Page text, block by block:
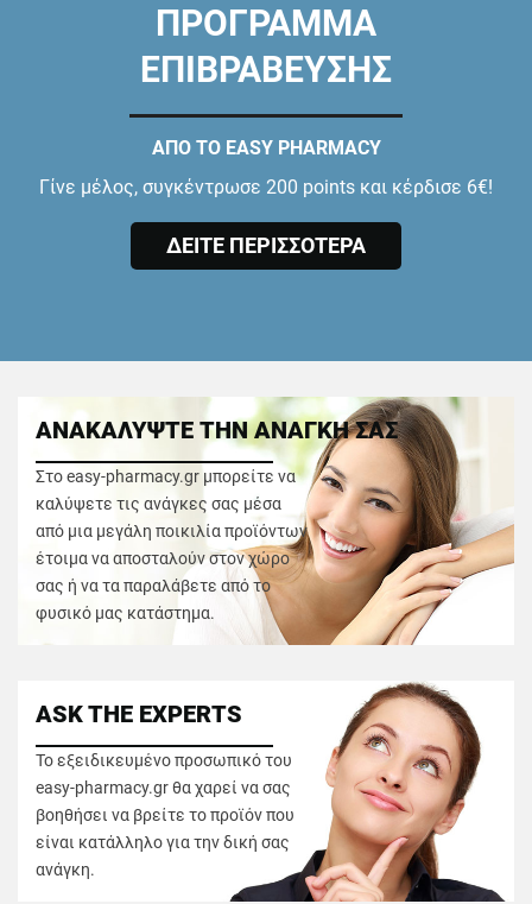
ΠΡΟΓΡΑΜΜΑ
ΕΠΙΒΡΑΒΕΥΣΗΣ
ΑΠΟ ΤΟ EASY PHARMACY
Γίνε μέλος, συγκέντρωσε 200 points και κέρδισε 6€!
ΔΕΙΤΕ ΠΕΡΙΣΣΟΤΕΡΑ
ΑΝΑΚΑΛΥΨΤΕ ΤΗΝ ΑΝΑΓΚΗ ΣΑΣ
Στο easy-pharmacy.gr μπορείτε να
καλύψετε τις ανάγκες σας μέσα
από μια μεγάλη ποικιλία προϊόντων
έτοιμα να αποσταλούν στον χώρο
σας ή να τα παραλάβετε από το
φυσικό μας κατάστημα.
ASK THE EXPERTS
Το εξειδικευμένο προσωπικό του
easy-pharmacy.gr θα χαρεί να σας
βοηθήσει να βρείτε το προϊόν που
είναι κατάλληλο για την δική σας
ανάγκη.